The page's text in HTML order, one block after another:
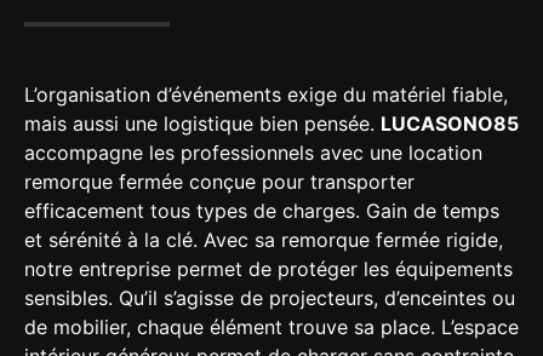
L’organisation d’événements exige du matériel fiable,
mais aussi une logistique bien pensée. LUCASONO85
accompagne les professionnels avec une location
remorque fermée conçue pour transporter
efficacement tous types de charges. Gain de temps
et sérénité à la clé. Avec sa remorque fermée rigide,
notre entreprise permet de protéger les équipements
sensibles. Qu’il s’agisse de projecteurs, d’enceintes ou
de mobilier, chaque élément trouve sa place. L’espace